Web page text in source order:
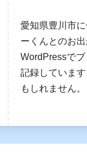
愛知県豊川市
ーくんとのお
WordPressで
記録していま
もしれません。